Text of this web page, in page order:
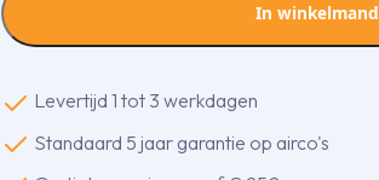
aantal
In winkelmand
Levertijd 1 tot 3 werkdagen
Standaard 5 jaar garantie op airco's